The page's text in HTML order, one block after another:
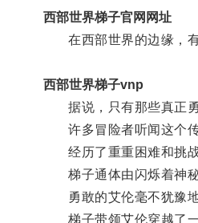
西部世界梯子官网网址
在西部世界的边缘，有
西部世界梯子vnp
据说，只有那些真正勇
许多冒险者听闻这个传
经历了重重困难和挑战
梯子通体由闪烁着神秘
勇敢的艾伦毫不犹豫地
梯子带领艾伦穿越了一